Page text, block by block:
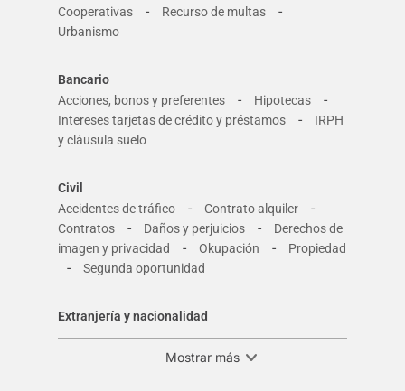
Cooperativas
- Recurso de multas -
Urbanismo
Bancario
Acciones, bonos y preferentes
- Hipotecas -
Intereses tarjetas de crédito y préstamos -
IRPH
y cláusula suelo
Civil
Accidentes de tráfico
- Contrato alquiler -
Contratos - Daños y perjuicios -
Derechos de
imagen y privacidad
- Okupación - Propiedad
- Segunda oportunidad
Extranjería y nacionalidad
Mostrar más